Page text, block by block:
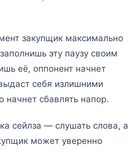
закупщик максимально
эту паузу своим
её, оппонент начнет
себя излишними
начнет сбавлять напор.
сейлза — слушать слова, а
может уверенно